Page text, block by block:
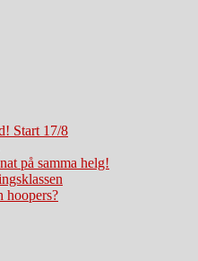
Start 17/8
på samma helg!
hoopers?